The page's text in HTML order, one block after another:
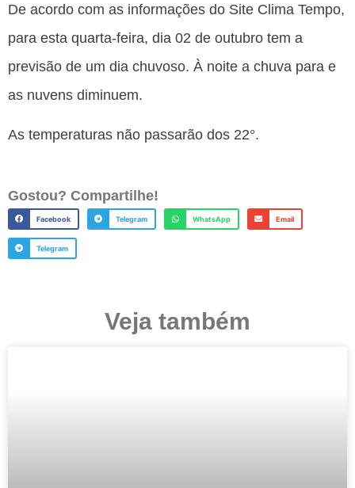
De acordo com as informações do Site Clima Tempo,
para esta quarta-feira, dia 02 de outubro tem a
previsão de um dia chuvoso. À noite a chuva para e
as nuvens diminuem.
As temperaturas não passarão dos 22°.
Gostou? Compartilhe!
Facebook Telegram WhatsApp Email
Telegram
Veja também